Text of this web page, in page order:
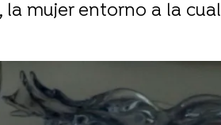
mujer entorno a la cual